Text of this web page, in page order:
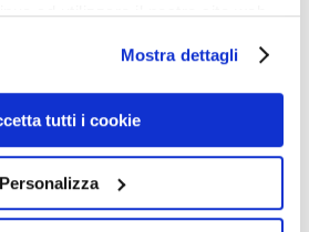
ad utilizzare il nostro sito web.
Mostra dettagli
tutti i cookie
Personalizza
lui aveva avuto qualche piccolo
che facevano il loro dovere
tutti nosrim (cosa vuol dire
andatevelo a cercare sul